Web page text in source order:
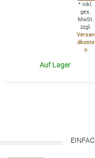
* inkl.
ges.
MwSt.
zzgl.
Versan
dkoste
n
Auf Lager